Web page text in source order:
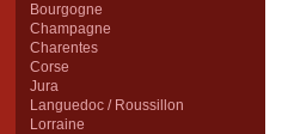
Bourgogne
Champagne
Charentes
Corse
Jura
Languedoc / Roussillon
Lorraine